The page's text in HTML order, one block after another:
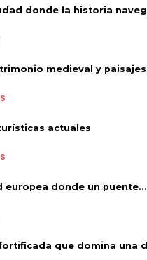
donde la historia
medieval y paisajes
actuales
europea donde un puente...
que domina una